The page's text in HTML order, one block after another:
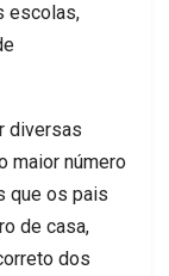
escolas,
diversas
maior número
que os pais
de casa,
dos